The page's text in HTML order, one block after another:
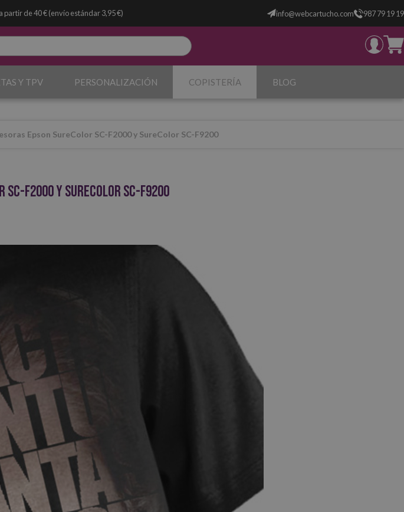
a partir de 40 € (envío estándar 3,95 €) info@webcartucho.com 987 79 19 19
Y TPV PERSONALIZACIÓN COPISTERÍA BLOG
Epson SureColor SC-F2000 y SureColor SC-F9200
F2000 y SureColor SC-F9200